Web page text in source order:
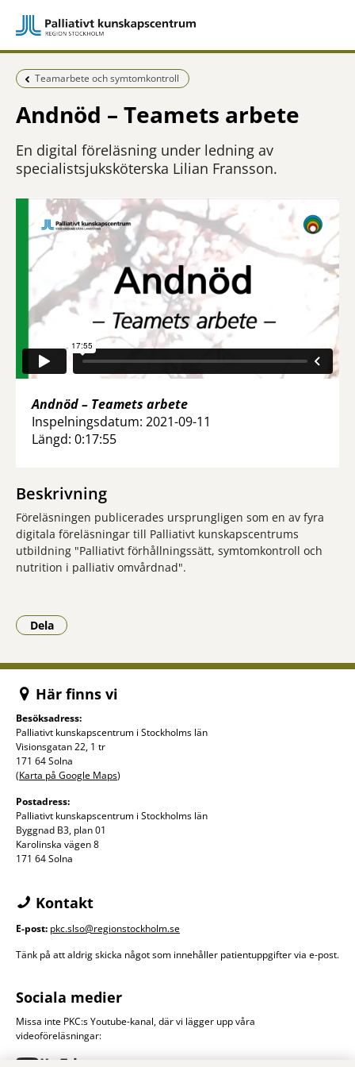
Föregående sida:
Teamarbete och symtomkontroll
Andnöd – Teamets arbete
En digital föreläsning under ledning av
specialistsjuksköterska Lilian Fransson.
Filmen publicerades ursprungligen som en av fyra filmer till Palliativt
Andnöd – Teamets arbete
Inspelningsdatum: 2021-09-11
Längd: 0:17:55
Beskrivning
Föreläsningen publicerades ursprungligen som en av fyra
digitala föreläsningar till Palliativt kunskapscentrums
utbildning "Palliativt förhållningssätt, symtomkontroll och
nutrition i palliativ omvårdnad".
Dela
- Klicka för att öppna delningsalternativ.
Här finns vi
Besöksadress:
Palliativt kunskapscentrum i Stockholms län
Visionsgatan 22, 1 tr
171 64 Solna
(Karta på Google Maps)
Postadress:
Palliativt kunskapscentrum i Stockholms län
Byggnad B3, plan 01
Karolinska vägen 8
171 64 Solna
Kontakt
E-post: pkc.slso@regionstockholm.se
Tänk på att aldrig skicka något som innehåller patientuppgifter via e-post.
Sociala medier
Missa inte PKC:s Youtube-kanal, där vi lägger upp våra
videoföreläsningar: